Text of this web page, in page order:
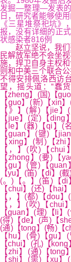
发掘—整理—发表的
日，研究者能够使
《三星堆祭祀坑》
报，没有详细的正
状感染者816例
赵立坚说，我们
民解放军‍‍绝不会坐
施，‍‍捍卫自身主权‍‍
则和中美三个联合
不得安排‍‍佩洛西
望，摇头道：“
【zheng】(国)【
【guo】(新)【xin
【》】(解)【jie
【jue】(定)【
【le】(器)【qi】(
【guan】(键)【
【xing】(制)【
【，】(吹)【
【zhong】(要)【
【gu】(管)【
【yu】(笛)【di】(
(。)【。】(笛)【
【chui】(还)【hai
【，】(都)【dou
【，】(吹)【chui
【guan】(理)【li
(得)【de】(声)【
(通)【tong】(畅)【
【hu】(骨)【gu
【chui】(孔)【
【zhi】(通)【
【shi】(需)【xu